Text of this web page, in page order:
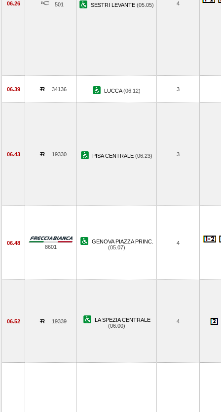
06.26 501 SESTRI LEVANTE (05.05) 4
06.39 34136 LUCCA(06.12) 3
06.43 19330 PISA CENTRALE (06.23) 3
06.48
8601
GENOVA PIAZZA PRINC.
(05.07)
4
06.52 19339
LA SPEZIA CENTRALE
(06.00)
4